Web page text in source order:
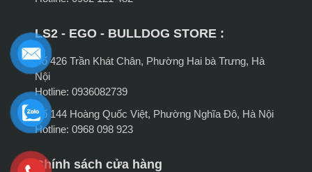
LS2 - EGO - BULLDOG STORE :
Số 426 Trần Khát Chân, Phường Hai bà Trưng, Hà
Nội
Hotline: 0936082739
Số 144 Hoàng Quốc Việt, Phường Nghĩa Đô, Hà Nội
Hotline: 0968 098 923
Chính sách cửa hàng